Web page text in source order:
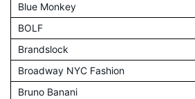
Blue Monkey
BOLF
Brandslock
Broadway NYC Fashion
Bruno Banani